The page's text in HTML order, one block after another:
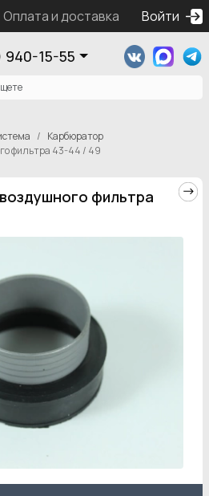
Оплата и доставка Контакты
Войти
940-15-55
Карбюратор
фильтра 43-44 / 49
фильтра